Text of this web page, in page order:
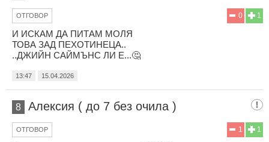
1
0
ОТГОВОР
И ИСКАМ ДА ПИТАМ МОЛЯ
ТОВА ЗАД ПЕХОТИНЕЦА..
..ДЖИЙН САЙМЪНС ЛИ Е...🤔
13:47 15.04.2026
8 Алексия ( до 7 без очила )
1
1
ОТГОВОР